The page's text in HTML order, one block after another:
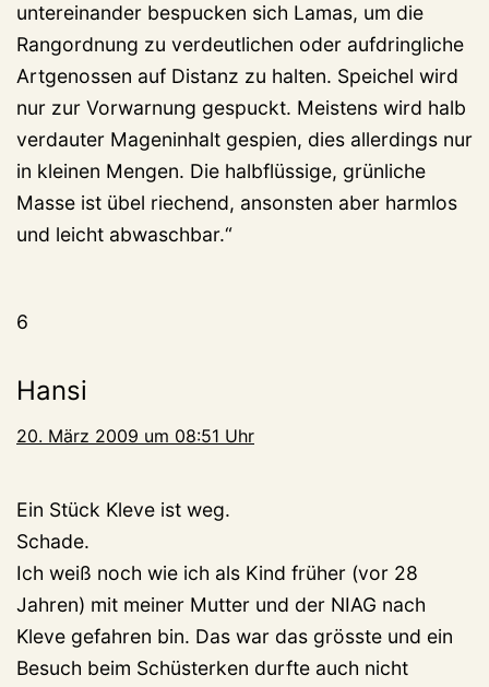
untereinander bespucken sich Lamas, um die
Rangordnung zu verdeutlichen oder aufdringliche
Artgenossen auf Distanz zu halten. Speichel wird
nur zur Vorwarnung gespuckt. Meistens wird halb
verdauter Mageninhalt gespien, dies allerdings nur
in kleinen Mengen. Die halbflüssige, grünliche
Masse ist übel riechend, ansonsten aber harmlos
und leicht abwaschbar.“
6
Hansi
20. März 2009 um 08:51 Uhr
Ein Stück Kleve ist weg.
Schade.
Ich weiß noch wie ich als Kind früher (vor 28
Jahren) mit meiner Mutter und der NIAG nach
Kleve gefahren bin. Das war das grösste und ein
Besuch beim Schüsterken durfte auch nicht